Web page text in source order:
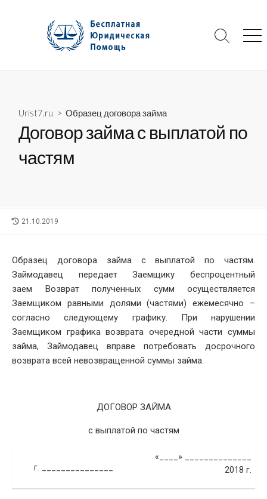
Search
Urist7.ru > Образец договора займа
Договор займа с выплатой по
частям
LAST
21.10.2019
Образец договора займа с выплатой по частям.
Займодавец передает Заемщику беспроцентный
заем Возврат полученных сумм осуществляется
Заемщиком равными долями (частями) ежемесячно –
согласно следующему графику. При нарушении
Заемщиком графика возврата очередной части суммы
займа, Займодавец вправе потребовать досрочного
возврата всей невозвращенной суммы займа.
ДОГОВОР ЗАЙМА
с выплатой по частям
г. _______________
«____» ______________
2018 г.